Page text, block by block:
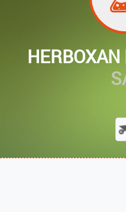
HERBOXAN